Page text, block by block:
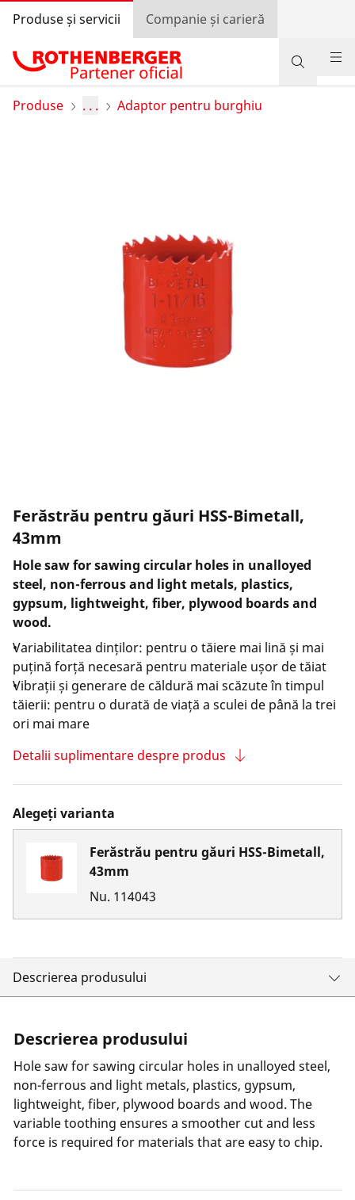
Produse și servicii Companie și carieră
Companie și carieră
Produse . . . Adaptor pentru burghiu
Ferăstrău pentru găuri HSS-Bimetall,
43mm
Hole saw for sawing circular holes in unalloyed
steel, non-ferrous and light metals, plastics,
gypsum, lightweight, fiber, plywood boards and
wood.
Variabilitatea dinților: pentru o tăiere mai lină și mai
puțină forță necesară pentru materiale ușor de tăiat
Vibrații și generare de căldură mai scăzute în timpul
tăierii: pentru o durată de viață a sculei de până la trei
ori mai mare
Detalii suplimentare despre produs
Alegeți varianta
Ferăstrău pentru găuri HSS-Bimetall,
43mm
Nu. 114043
Descrierea produsului
Descrierea produsului
Hole saw for sawing circular holes in unalloyed steel,
non-ferrous and light metals, plastics, gypsum,
lightweight, fiber, plywood boards and wood. The
variable toothing ensures a smoother cut and less
force is required for materials that are easy to chip.